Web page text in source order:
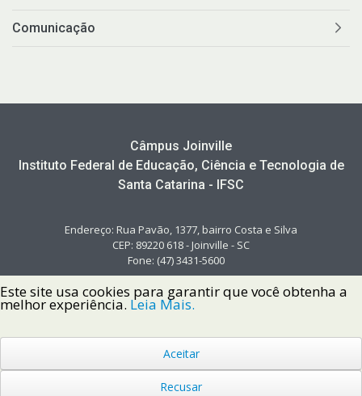
Comunicação
Câmpus Joinville
Instituto Federal de Educação, Ciência e Tecnologia de
Santa Catarina - IFSC
Endereço: Rua Pavão, 1377, bairro Costa e Silva
CEP: 89220 618 - Joinville - SC
Fone: (47) 3431-5600
Copyright © 2022 Instituto Federal de Santa Catarina IFSC
Todos os Direitos Reservados.
Este site usa cookies para garantir que você obtenha a
melhor experiência. Leia Mais.
Aceitar
Recusar